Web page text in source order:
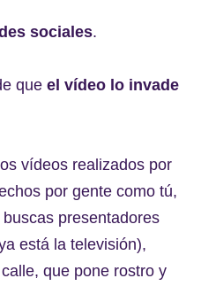
sociales.
que el vídeo lo invade
vídeos realizados por
por gente como tú,
presentadores
está la televisión),
que pone rostro y